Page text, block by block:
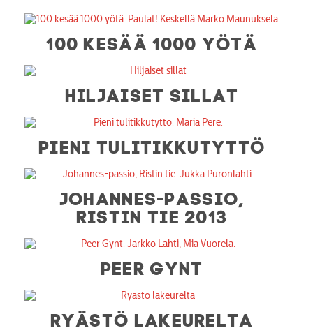
100 KESÄÄ 1000 YÖTÄ
HILJAISET SILLAT
PIENI TULITIKKUTYTTÖ
JOHANNES-PASSIO,
RISTIN TIE 2013
PEER GYNT
RYÄSTÖ LAKEURELTA